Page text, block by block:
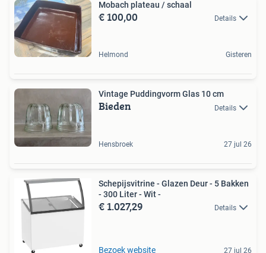
Mobach plateau / schaal
€ 100,00 Details
Helmond Gisteren
Vintage Puddingvorm Glas 10 cm
Bieden Details
Hensbroek 27 jul 26
Schepijsvitrine - Glazen Deur - 5 Bakken
- 300 Liter - Wit -
€ 1.027,29 Details
Bezoek website 27 jul 26